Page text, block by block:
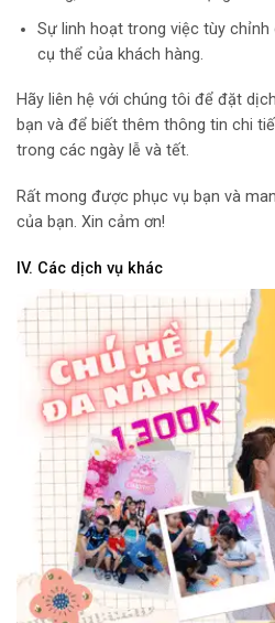
Sự linh hoạt trong việc tùy
cụ thể của khách hàng.
Hãy liên hệ với chúng tôi để đặt
bạn và để biết thêm thông tin chi
trong các ngày lễ và tết.
Rất mong được phục vụ bạn và
của bạn. Xin cảm ơn!
IV. Các dịch vụ khác